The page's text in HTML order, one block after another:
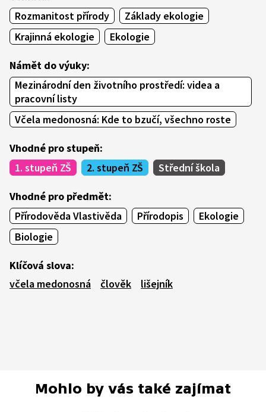
Rozmanitost přírody
Základy ekologie
Krajinná ekologie
Ekologie
Námět do výuky:
Mezinárodní den životního prostředí: videa a
pracovní listy
Včela medonosná: Kde to bzučí, všechno roste
Vhodné pro stupeň:
1. stupeň ZŠ
2. stupeň ZŠ Střední škola
Vhodné pro předmět:
Přírodověda Vlastivěda
Přírodopis
Ekologie
Biologie
Klíčová slova:
včela medonosná
člověk lišejník
Mohlo by vás také zajímat